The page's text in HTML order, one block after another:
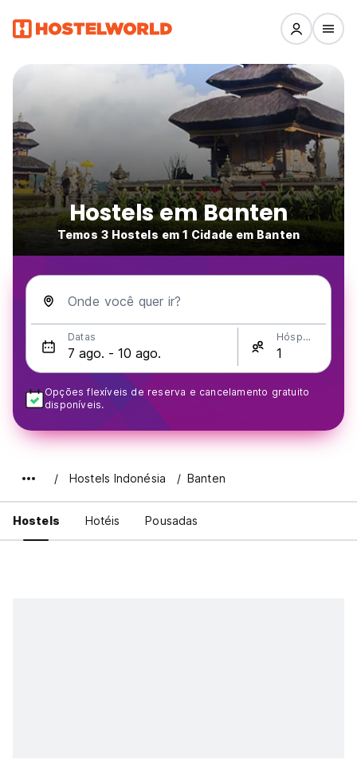
Hostels em Banten
Temos 3 Hostels em 1 Cidade em Banten
Onde você quer ir?
Datas Hóspedes
Opções flexíveis de reserva e cancelamento gratuito
disponíveis.
Hostels Indonésia Banten
Hostels Hotéis Pousadas